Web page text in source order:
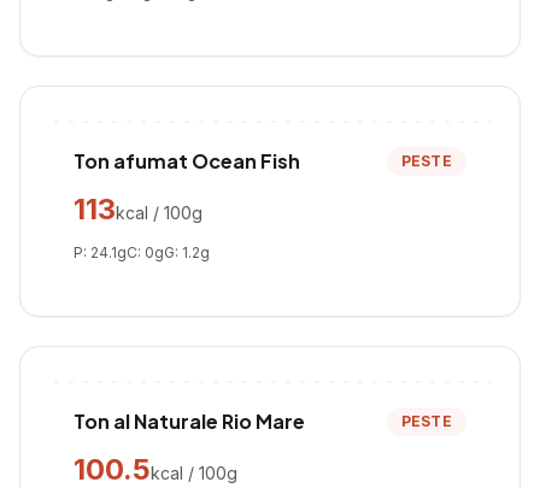
Ton afumat Ocean Fish PESTE
113kcal / 100g
P: 24.1gC: 0gG: 1.2g
Ton al Naturale Rio Mare PESTE
100.5kcal / 100g